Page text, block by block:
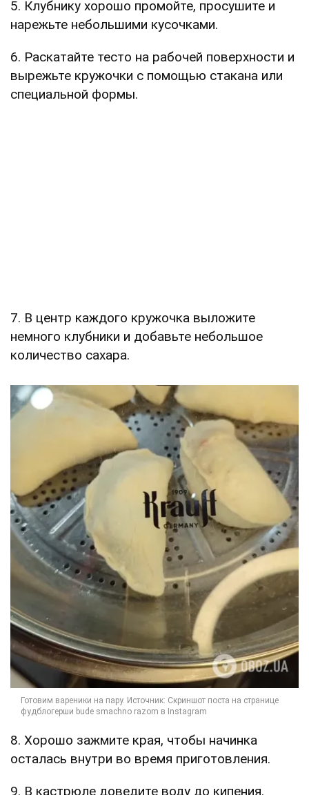
5. Клубнику хорошо промойте, просушите и
нарежьте небольшими кусочками.
6. Раскатайте тесто на рабочей поверхности и
вырежьте кружочки с помощью стакана или
специальной формы.
7. В центр каждого кружочка выложите
немного клубники и добавьте небольшое
количество сахара.
8. Хорошо зажмите края, чтобы начинка
осталась внутри во время приготовления.
9. В кастрюле доведите воду до кипения.